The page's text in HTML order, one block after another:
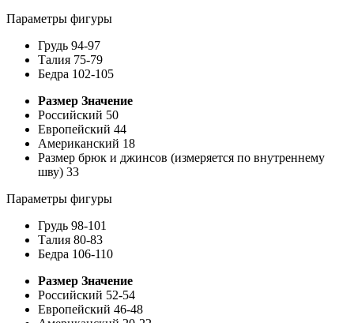
Параметры фигуры
Грудь 94-97
Талия 75-79
Бедра 102-105
Размер Значение
Российский 50
Европейский 44
Американский 18
Размер брюк и джинсов (измеряется по внутреннему
шву) 33
Параметры фигуры
Грудь 98-101
Талия 80-83
Бедра 106-110
Размер Значение
Российский 52-54
Европейский 46-48